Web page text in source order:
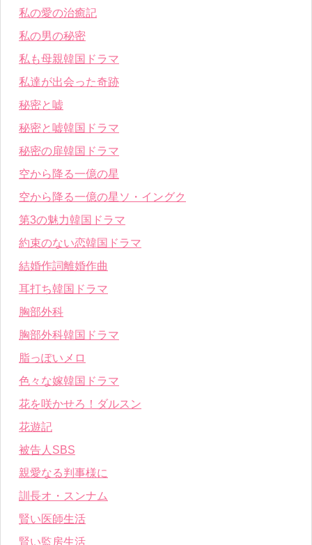
私の愛の治癒記
私の男の秘密
私も母親韓国ドラマ
私達が出会った奇跡
秘密と嘘
秘密と嘘韓国ドラマ
秘密の扉韓国ドラマ
空から降る一億の星
空から降る一億の星ソ・イングク
第3の魅力韓国ドラマ
約束のない恋韓国ドラマ
結婚作詞離婚作曲
耳打ち韓国ドラマ
胸部外科
胸部外科韓国ドラマ
脂っぽいメロ
色々な嫁韓国ドラマ
花を咲かせろ！ダルスン
花遊記
被告人SBS
親愛なる判事様に
訓長オ・スンナム
賢い医師生活
賢い監房生活